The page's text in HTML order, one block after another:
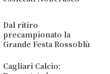
Dal ritiro
precampionato la
Grande Festa Rossoblù
Cagliari Calcio: